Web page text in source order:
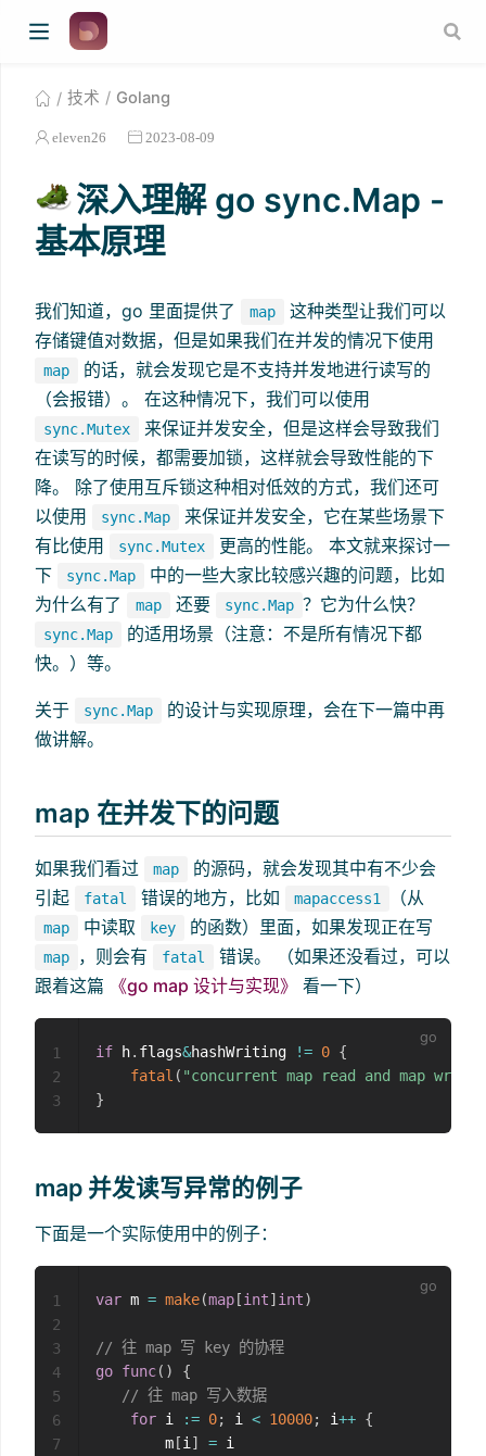
技术 Golang
eleven26 2023-08-09
深入理解 go sync.Map -
基本原理
我们知道，go 里面提供了 map
这种类型让我们可以
存储键值对数据，但是如果我们在并发的情况下使用
map
的话，就会发现它是不支持并发地进行读写的
（会报错）。 在这种情况下，我们可以使用
sync.Mutex
来保证并发安全，但是这样会导致我们
在读写的时候，都需要加锁，这样就会导致性能的下
降。 除了使用互斥锁这种相对低效的方式，我们还可
以使用
sync.Map
来保证并发安全，它在某些场景下
有比使用
sync.Mutex
更高的性能。 本文就来探讨一
下
sync.Map
中的一些大家比较感兴趣的问题，比如
为什么有了
map 还要 sync.Map ？它为什么快？
sync.Map
的适用场景（注意：不是所有情况下都
快。）等。
关于 sync.Map
的设计与实现原理，会在下一篇中再
做讲解。
map 在并发下的问题
如果我们看过 map
的源码，就会发现其中有不少会
引起
fatal 错误的地方，比如 mapaccess1 （从
map 中读取 key 的函数）里面，如果发现正在写
map ，则会有 fatal
错误。 （如果还没看过，可以
跟着这篇
《go map 设计与实现》 看一下）
if h. flags&hashWriting != 0 {
fatal ( "concurrent map read and map write"
}
1
2
3
map 并发读写异常的例子
下面是一个实际使用中的例子：
var m = make(map [int] int)
// 往 map 写 key 的协程
go func( )
{
// 往 map 写入数据
for i := 0; i < 10000; i++ {
        m
[i] = i
1
2
3
4
5
6
7